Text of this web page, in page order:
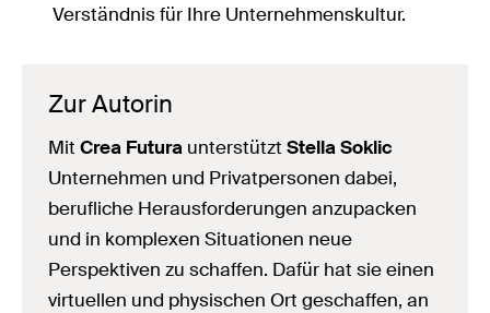
Verständnis für Ihre Unternehmenskultur.
Zur Autorin
Mit Crea Futura unterstützt Stella Soklic
Unternehmen und Privatpersonen dabei,
berufliche Herausforderungen anzupacken
und in komplexen Situationen neue
Perspektiven zu schaffen. Dafür hat sie einen
virtuellen und physischen Ort geschaffen, an